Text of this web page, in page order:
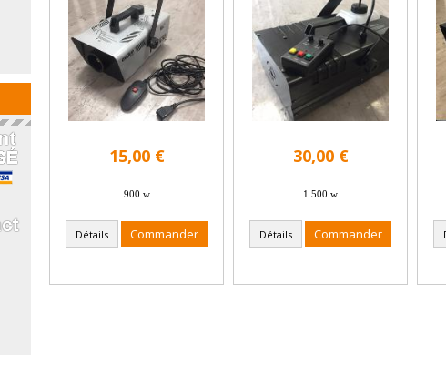
15,00 €
900 w
Détails Commander
30,00 €
1 500 w
Détails Commander